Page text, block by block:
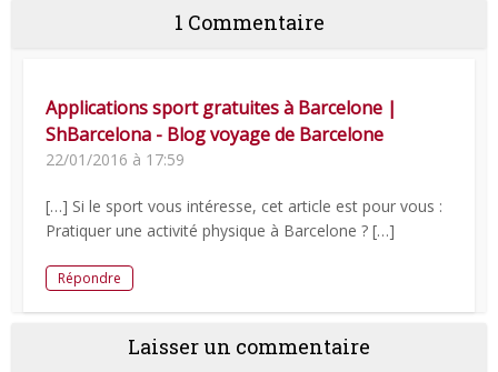
1 Commentaire
Applications sport gratuites à Barcelone |
ShBarcelona - Blog voyage de Barcelone
22/01/2016 à 17:59
[…] Si le sport vous intéresse, cet article est pour vous :
Pratiquer une activité physique à Barcelone ? […]
Répondre
Laisser un commentaire